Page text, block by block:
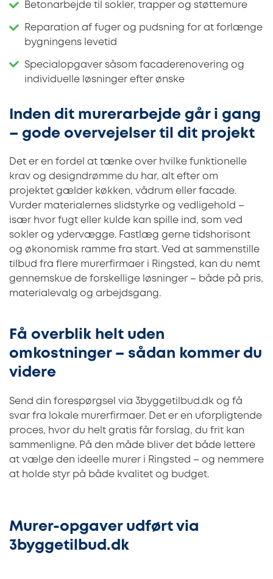
Betonarbejde til sokler, trapper og støttemure
Reparation af fuger og pudsning for at forlænge
bygningens levetid
Specialopgaver såsom facaderenovering og
individuelle løsninger efter ønske
Inden dit murerarbejde går i gang
– gode overvejelser til dit projekt
Det er en fordel at tænke over hvilke funktionelle
krav og designdrømme du har, alt efter om
projektet gælder køkken, vådrum eller facade.
Vurder materialernes slidstyrke og vedligehold –
især hvor fugt eller kulde kan spille ind, som ved
sokler og ydervægge. Fastlæg gerne tidshorisont
og økonomisk ramme fra start. Ved at sammenstille
tilbud fra flere murerfirmaer i Ringsted, kan du nemt
gennemskue de forskellige løsninger – både på pris,
materialevalg og arbejdsgang.
Få overblik helt uden
omkostninger – sådan kommer du
videre
Send din forespørgsel via 3byggetilbud.dk og få
svar fra lokale murerfirmaer. Det er en uforpligtende
proces, hvor du helt gratis får forslag, du frit kan
sammenligne. På den måde bliver det både lettere
at vælge den ideelle murer i Ringsted – og nemmere
at holde styr på både kvalitet og budget.
Murer-opgaver udført via
3byggetilbud.dk